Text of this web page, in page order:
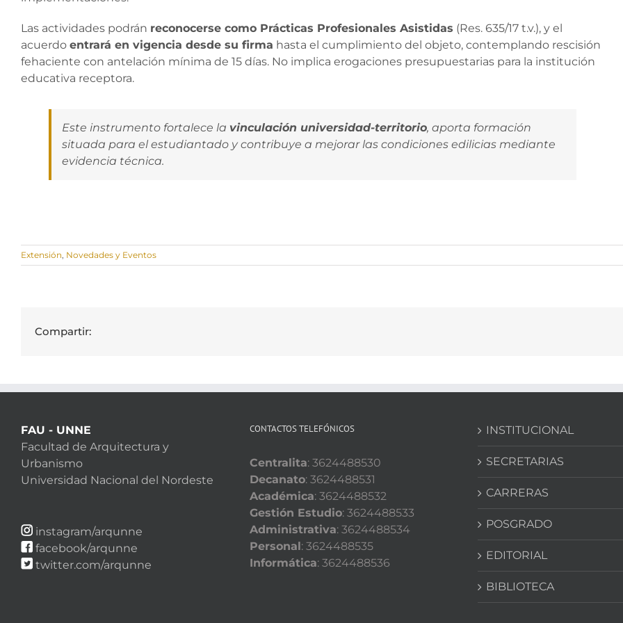
Las actividades podrán reconocerse como Prácticas Profesionales Asistidas (Res. 635/17 t.v.), y el
acuerdo entrará en vigencia desde su firma hasta el cumplimiento del objeto, contemplando rescisión
fehaciente con antelación mínima de 15 días. No implica erogaciones presupuestarias para la institución
educativa receptora.
Este instrumento fortalece la vinculación universidad-territorio, aporta formación
situada para el estudiantado y contribuye a mejorar las condiciones edilicias mediante
evidencia técnica.
Extensión Novedades y Eventos
Compartir:
FAU - UNNE
Facultad de Arquitectura y
Urbanismo
Universidad Nacional del Nordeste
instagram/arqunne
facebook/arqunne
twitter.com/arqunne
CONTACTOS TELEFÓNICOS
Centralita: 3624488530
Decanato: 3624488531
Académica: 3624488532
Gestión Estudio: 3624488533
Administrativa: 3624488534
Personal: 3624488535
Informática: 3624488536
INSTITUCIONAL
SECRETARIAS
CARRERAS
POSGRADO
EDITORIAL
BIBLIOTECA